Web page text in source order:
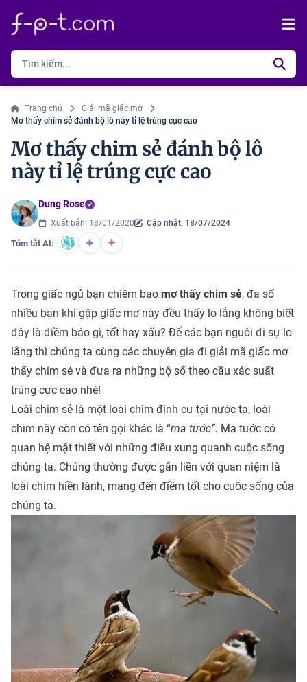
Trang chủ
Giải mã giấc mơ
Mơ thấy chim sẻ đánh bộ lô này tỉ lệ trúng cực cao
Mơ thấy chim sẻ đánh bộ lô
này tỉ lệ trúng cực cao
Dung Rose
Xuất bản: 13/01/2020 Cập nhật: 18/07/2024
Tóm tắt AI:
Trong giấc ngủ bạn chiêm bao mơ thấy chim sẻ, đa số
nhiều bạn khi gặp giấc mơ này đều thấy lo lắng không biết
đây là điềm báo gì, tốt hay xấu? Để các bạn nguôi đi sự lo
lắng thì chúng ta cùng các chuyên gia đi giải mã giấc mơ
thấy chim sẻ và đưa ra những bộ số theo cầu xác suất
trúng cực cao nhé!
Loài chim sẻ là một loài chim định cư tại nước ta, loài
chim này còn có tên gọi khác là “ma tước”. Ma tước có
quan hệ mật thiết với những điều xung quanh cuộc sống
chúng ta. Chúng thường được gắn liền với quan niệm là
loài chim hiền lành, mang đến điềm tốt cho cuộc sống của
chúng ta.